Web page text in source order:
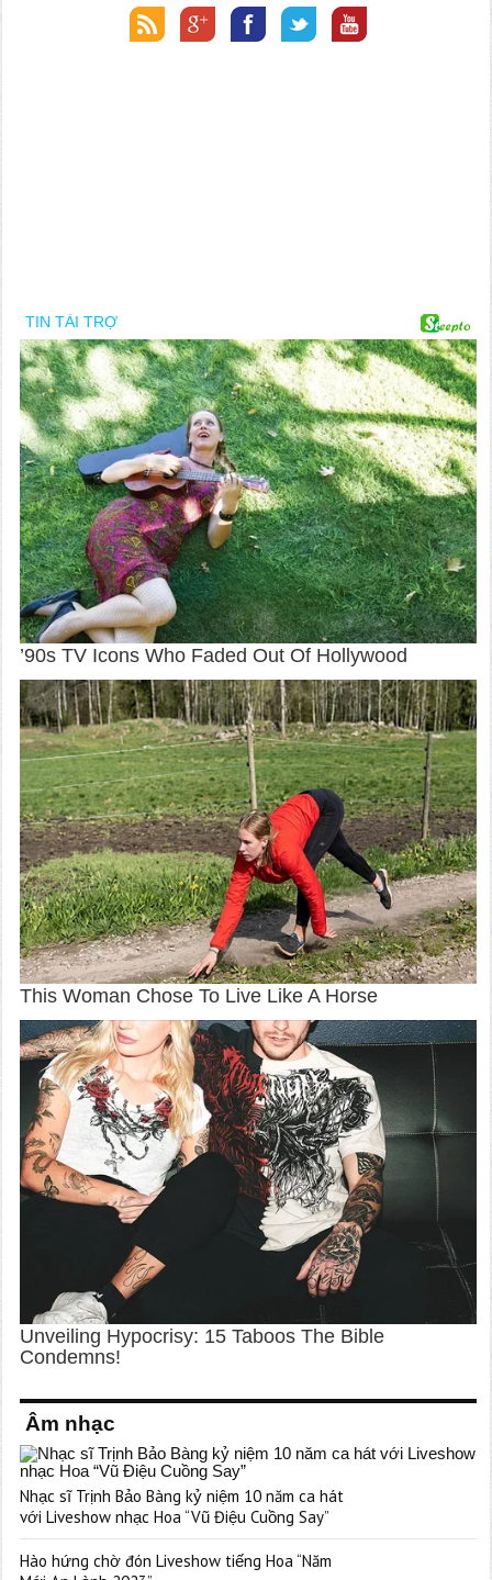
Âm nhạc
Nhạc sĩ Trịnh Bảo Bàng kỷ niệm 10 năm ca hát
với Liveshow nhạc Hoa “Vũ Điệu Cuồng Say”
Hào hứng chờ đón Liveshow tiếng Hoa “Năm